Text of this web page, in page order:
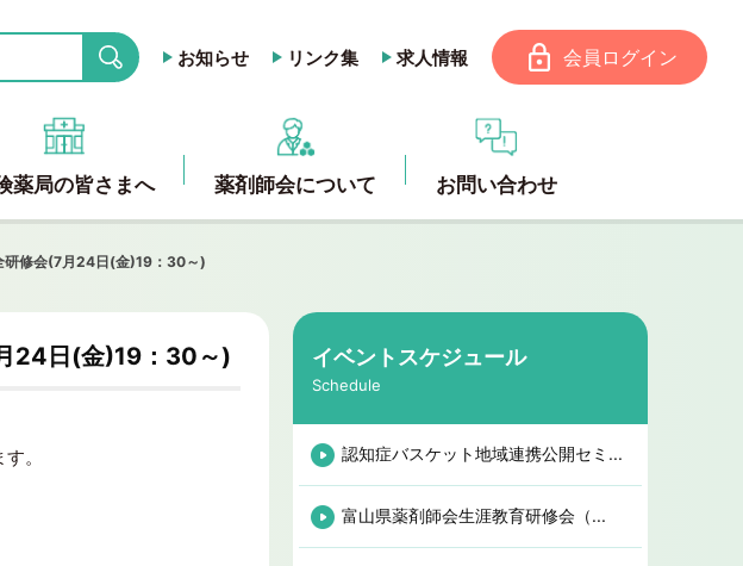
search お知らせ リンク集 求人情報 会員ログイン
薬局の皆さまへ 薬剤師会について お問い合わせ
研修会(7月24日(金)19：30～)
24日(金)19：30～)
。
イベントスケジュール
Schedule
認知症バスケット地域連携公開セミ...
富山県薬剤師会生涯教育研修会（...